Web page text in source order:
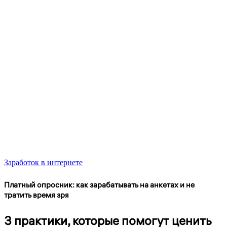
Заработок в интернете
Платный опросник: как зарабатывать на анкетах и не
тратить время зря
3 практики, которые помогут ценить